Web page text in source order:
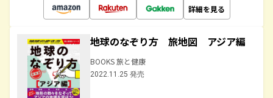
詳細を見る
地球のなぞり方 旅地図 アジア編
BOOKS 旅と健康
2022.11.25 発売